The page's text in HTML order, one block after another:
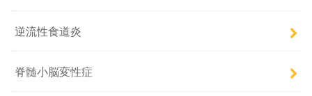
逆流性食道炎
脊髄小脳変性症